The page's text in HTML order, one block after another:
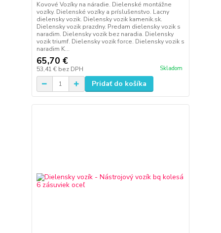
Kovové Vozíky na náradie. Dielenské montážne
vozíky. Dielenské vozíky a príslušenstvo. Lacny
dielensky vozik. Dielensky vozik kamenik.sk.
Dielensky vozik prazdny. Predam dielensky vozik s
naradim. Dielensky vozik bez naradia. Dielensky
vozik triumf. Dielensky vozik force. Dielensky vozik s
naradim K...
65,70 €
53,41 € bez DPH Skladom
Pridať do košíka